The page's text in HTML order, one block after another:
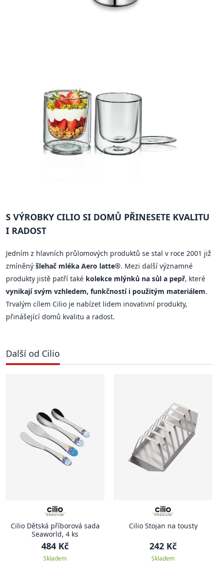
S VÝROBKY CILIO SI DOMŮ PŘINESETE KVALITU
I RADOST
Jedním z hlavních průlomových produktů se stal v roce 2001 již
zmíněný šlehač mléka Aero latte®. Mezi další významné
produkty jistě patří také kolekce mlýnků na sůl a pepř, které
vynikají svým vzhledem, funkčností i použitým materiálem.
Trvalým cílem Cilio je nabízet lidem inovativní produkty,
přinášející domů kvalitu a radost.
Další od Cilio
Cilio Dětská příborová sada
Seaworld, 4 ks
484 Kč
Skladem
Cilio Stojan na tousty
242 Kč
Skladem